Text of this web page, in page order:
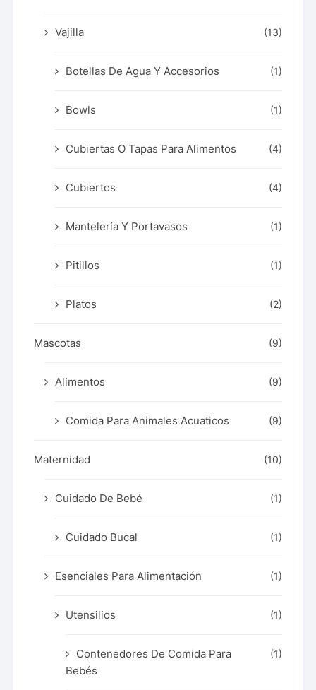
Vajilla (13)
Botellas De Agua Y Accesorios (1)
Bowls (1)
Cubiertas O Tapas Para Alimentos (4)
Cubiertos (4)
Mantelería Y Portavasos (1)
Pitillos (1)
Platos (2)
Mascotas (9)
Alimentos (9)
Comida Para Animales Acuaticos (9)
Maternidad (10)
Cuidado De Bebé (1)
Cuidado Bucal (1)
Esenciales Para Alimentación (1)
Utensilios (1)
Contenedores De Comida Para
Bebés
(1)